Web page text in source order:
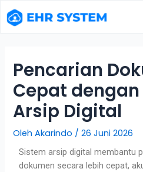
Pencarian
Cepat
Arsip Digital
OlehAkarindo /26 Juni 2026
Sistem arsip digital membantu
dokumen secara lebih cepat,